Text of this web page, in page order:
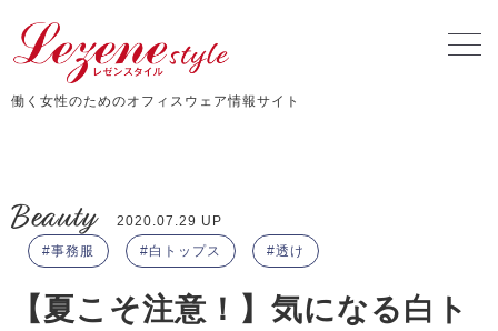
働く女性のためのオフィスウェア情報サイト
Beauty
2020.07.29 UP
事務服
白トップス 透け
【夏こそ注意！】気になる白ト